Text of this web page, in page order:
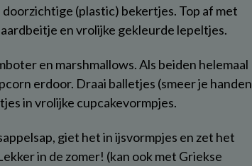
(plastic) bekertjes. Top af met
en vrolijke gekleurde lepeltjes.
en marshmallows. Als beiden helemaal
erdoor. Draai balletjes (smeer je handen
in vrolijke cupcakevormpjes.
giet het in ijsvormpjes en zet het
in de zomer! (kan ook met Griekse